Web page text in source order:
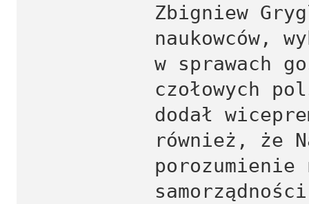
Zbigniew
naukowców,
w sprawach
czołowych
dodał
również, że